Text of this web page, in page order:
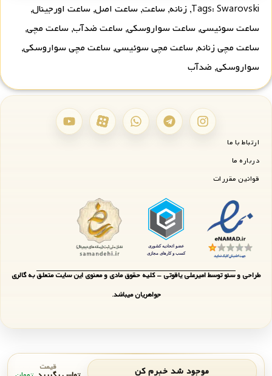
موجود شد خبرم کن قیمت
Tags: Swarovski
, زنانه, ساعت, ساعت اصل, ساعت اورجینال,
ساعت سوئیسی, ساعت سواروسکی, ساعت ضدآب, ساعت مچی,
ساعت مچی زنانه, ساعت مچی سوئیسی, ساعت مچی سواروسکی,
سواروسکی, ضدآب
ارتباط با ما
درباره ما
قوانین مقررات
طراحی و سئو توسط امیرعلی یاقوتی - کلیه حقوق مادی و معنوی این سایت متعلق به گالری
جواهریان میباشد.